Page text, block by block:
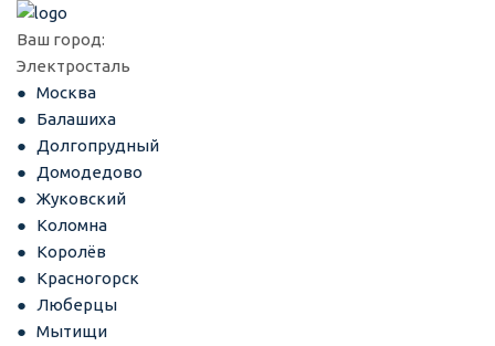
Ваш город:
Электросталь
Москва
Балашиха
Долгопрудный
Домодедово
Жуковский
Коломна
Королёв
Красногорск
Люберцы
Мытищи